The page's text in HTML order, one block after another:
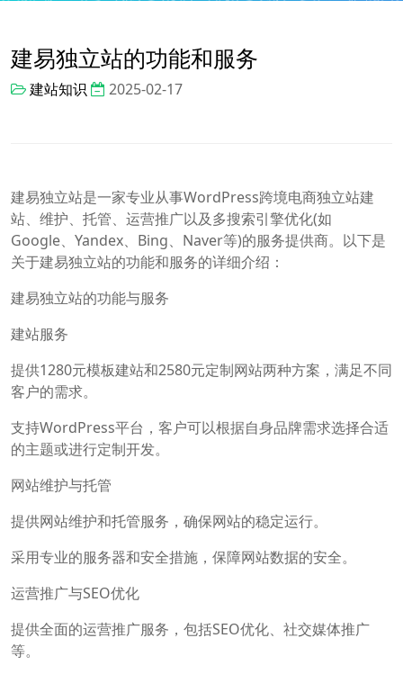
建易独立站的功能和服务
建站知识 2025-02-17
建易独立站是一家专业从事WordPress跨境电商独立站建
站、维护、托管、运营推广以及多搜索引擎优化(如
Google、Yandex、Bing、Naver等)的服务提供商。以下是
关于建易独立站的功能和服务的详细介绍：
建易独立站的功能与服务
建站服务
提供1280元模板建站和2580元定制网站两种方案，满足不同
客户的需求。
支持WordPress平台，客户可以根据自身品牌需求选择合适
的主题或进行定制开发。
网站维护与托管
提供网站维护和托管服务，确保网站的稳定运行。
采用专业的服务器和安全措施，保障网站数据的安全。
运营推广与SEO优化
提供全面的运营推广服务，包括SEO优化、社交媒体推广
等。